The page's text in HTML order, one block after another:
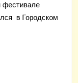
фестивале
в Городском